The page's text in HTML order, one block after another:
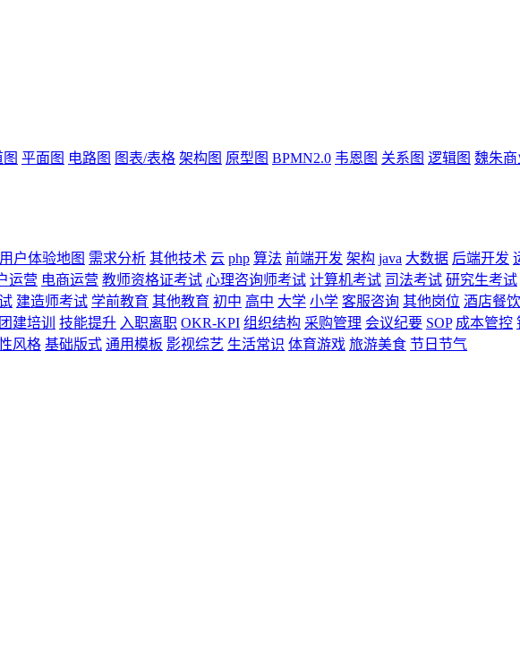
平面图 电路图 图表/表格 架构图 原型图 BPMN2.0 韦恩图 关系图 逻辑图 魏朱
用户体验地图 需求分析 其他技术 云 php 算法 前端开发 架构 java 大数据 后端开发
运营 电商运营 教师资格证考试 心理咨询师考试 计算机考试 司法考试 研究生考试
建造师考试 学前教育 其他教育 初中 高中 大学 小学 客服咨询 其他岗位 酒店餐饮
团建培训 技能提升 入职离职 OKR-KPI 组织结构 采购管理 会议纪要 SOP 成本管控
风格 基础版式 通用模板 影视综艺 生活常识 体育游戏 旅游美食 节日节气